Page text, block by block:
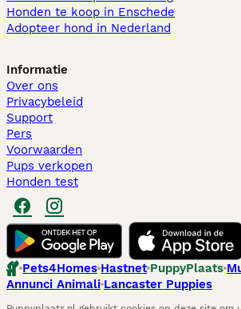
Honden te koop in Enschede
Adopteer hond in Nederland
Informatie
Over ons
Privacybeleid
Support
Pers
Voorwaarden
Pups verkopen
Honden test
Pets4Homes Hastnet PuppyPlaats
Annunci Animali Lancaster Puppies